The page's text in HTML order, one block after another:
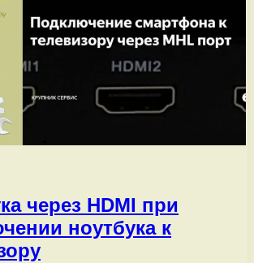
через HDMI при
ноутбука к